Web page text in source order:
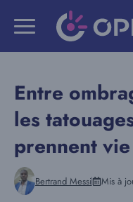
Entre
les
prennent vie
Bertrand Messi Mis à